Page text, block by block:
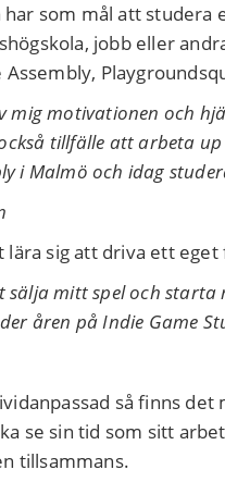
har som mål att
jobb eller
mig motivationen och
tillfälle att arbeta
i Malmö och idag
lära sig att driva ett
mitt spel och
åren på Indie Game
så finns
se sin tid som sitt
tillsammans.